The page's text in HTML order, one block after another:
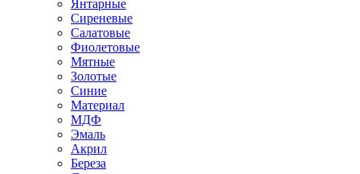
Янтарные
Сиреневые
Салатовые
Фиолетовые
Мятные
Золотые
Синие
Материал
МДФ
Эмаль
Акрил
Береза